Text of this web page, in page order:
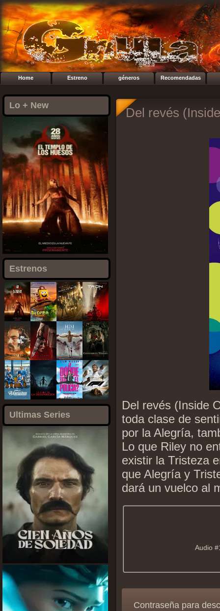
Home Estreno géneros Recomendadas
Lo + New
Estrenos
Ultimas Series
Del revés
Del revés (Inside
toda clase de
por la Alegría,
Lo que Riley no
existir la Tristeza
que Alegría y
dará un vuelco al
Audio
Contraseña para